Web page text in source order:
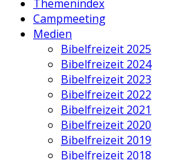
Themenindex
Campmeeting
Medien
Bibelfreizeit 2025
Bibelfreizeit 2024
Bibelfreizeit 2023
Bibelfreizeit 2022
Bibelfreizeit 2021
Bibelfreizeit 2020
Bibelfreizeit 2019
Bibelfreizeit 2018